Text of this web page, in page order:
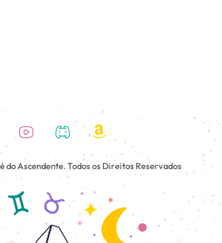
do Ascendente. Todos os Direitos Reservados